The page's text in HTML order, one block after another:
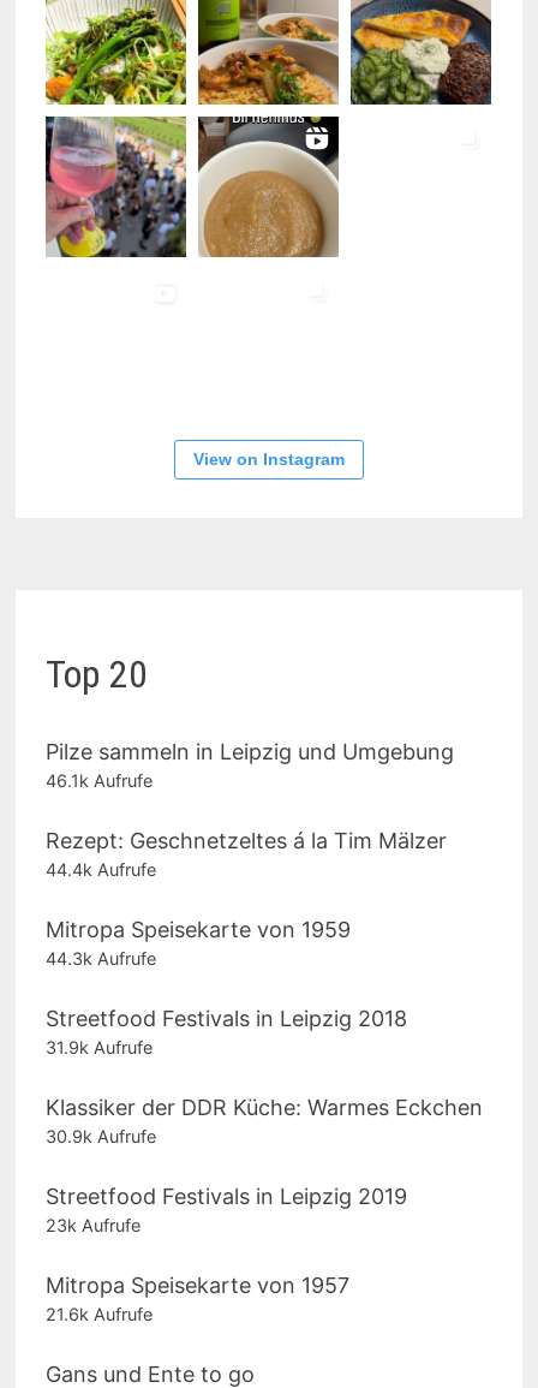
View on Instagram
Top 20
Pilze sammeln in Leipzig und Umgebung
46.1k Aufrufe
Rezept: Geschnetzeltes á la Tim Mälzer
44.4k Aufrufe
Mitropa Speisekarte von 1959
44.3k Aufrufe
Streetfood Festivals in Leipzig 2018
31.9k Aufrufe
Klassiker der DDR Küche: Warmes Eckchen
30.9k Aufrufe
Streetfood Festivals in Leipzig 2019
23k Aufrufe
Mitropa Speisekarte von 1957
21.6k Aufrufe
Gans und Ente to go